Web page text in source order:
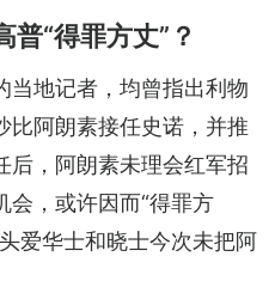
“得罪方丈”？
当地记者，均曾指出利物
比阿朗素接任史诺，并推
后，阿朗素未理会红军招
会，或许因而“得罪方
爱华士和晓士今次未把阿